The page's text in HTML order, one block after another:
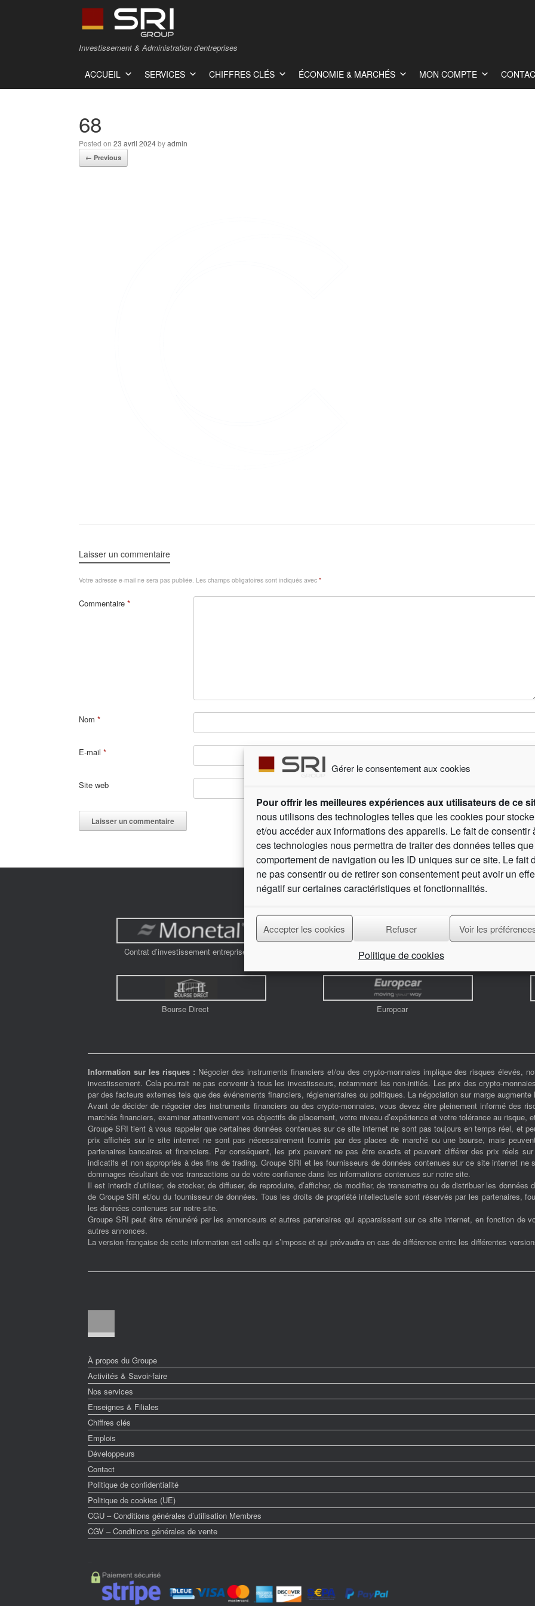
Gérer le consentement aux cookies
Pour offrir les meilleures expériences aux utilisateurs de ce
nous utilisons des technologies telles que les cookies pour
et/ou accéder aux informations des appareils. Le fait de consentir
ces technologies nous permettra de traiter des données telles
comportement de navigation ou les ID uniques sur ce site. Le fait
ne pas consentir ou de retirer son consentement peut avoir un
négatif sur certaines caractéristiques et fonctionnalités.
Accepter les cookies Refuser Voir les
Politique de cookies
Investissement & Administration d'entreprises
ACCUEIL SERVICES CHIFFRES CLÉS ÉCONOMIE & MARCHÉS MON COMPTE
68
Posted on 23 avril 2024byadmin
← Previous
Laisser un commentaire
Votre adresse e-mail ne sera pas publiée. Les champs obligatoires sont indiqués avec *
Commentaire *
Nom *
E-mail *
Site web
Vos partenaires business :
Contrat d’investissement entreprise Réseau de compétences pour entreprises
Bourse Direct Europcar
Information sur les risques : Négocier des instruments financiers et/ou des crypto-monnaies implique des risques élevés,
investissement. Cela pourrait ne pas convenir à tous les investisseurs, notamment les non-initiés. Les prix des crypto-
par des facteurs externes tels que des événements financiers, réglementaires ou politiques. La négociation sur marge
Avant de décider de négocier des instruments financiers ou des crypto-monnaies, vous devez être pleinement informé des
marchés financiers, examiner attentivement vos objectifs de placement, votre niveau d’expérience et votre tolérance au risque,
Groupe SRI tient à vous rappeler que certaines données contenues sur ce site internet ne sont pas toujours en temps réel, et
prix affichés sur le site internet ne sont pas nécessairement fournis par des places de marché ou une bourse, mais
partenaires bancaires et financiers. Par conséquent, les prix peuvent ne pas être exacts et peuvent différer des prix réels
indicatifs et non appropriés à des fins de trading. Groupe SRI et les fournisseurs de données contenues sur ce site internet ne
dommages résultant de vos transactions ou de votre confiance dans les informations contenues sur notre site.
Il est interdit d’utiliser, de stocker, de diffuser, de reproduire, d’afficher, de modifier, de transmettre ou de distribuer les
de Groupe SRI et/ou du fournisseur de données. Tous les droits de propriété intellectuelle sont réservés par les partenaires,
les données contenues sur notre site.
Groupe SRI peut être rémunéré par les annonceurs et autres partenaires qui apparaissent sur ce site internet, en fonction de
autres annonces.
La version française de cette information est celle qui s’impose et qui prévaudra en cas de différence entre les différentes
À propos du Groupe
Activités & Savoir-faire
Nos services
Enseignes & Filiales
Chiffres clés
Emplois
Développeurs
Contact
Politique de confidentialité
Politique de cookies (UE)
CGU – Conditions générales d’utilisation Membres
CGV – Conditions générales de vente